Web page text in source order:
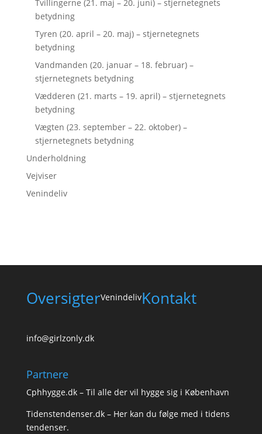
Tvillingerne (21. maj – 20. juni) – stjernetegnets
betydning
Tyren (20. april – 20. maj) – stjernetegnets
betydning
Vandmanden (20. januar – 18. februar) –
stjernetegnets betydning
Vædderen (21. marts – 19. april) – stjernetegnets
betydning
Vægten (23. september – 22. oktober) –
stjernetegnets betydning
Underholdning
Vejviser
Venindeliv
OversigterVenindelivKontakt
info@girlzonly.dk
Partnere
Cphhygge.dk– Til alle der vil hygge sig i København
Tidenstendenser.dk– Her kan du følge med i tidens
tendenser.